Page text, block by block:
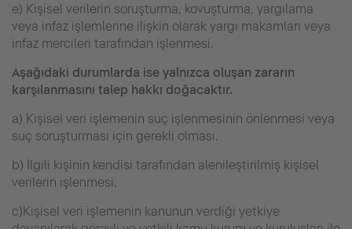
e) Kişisel verilerin soruşturma, kovuşturma, yargılama
veya infaz işlemlerine ilişkin olarak yargı makamları veya
infaz mercileri tarafından işlenmesi.
Aşağıdaki durumlarda ise yalnızca oluşan zararın
karşılanmasını talep hakkı doğacaktır.
a) Kişisel veri işlemenin suç işlenmesinin önlenmesi veya
suç soruşturması için gerekli olması.
b) İlgili kişinin kendisi tarafından alenileştirilmiş kişisel
verilerin işlenmesi.
c)Kişisel veri işlemenin kanunun verdiği yetkiye